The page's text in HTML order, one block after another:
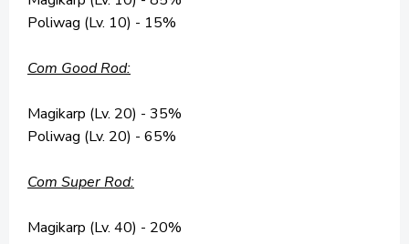
Poliwag (Lv. 10) - 15%
Com Good Rod:
Magikarp (Lv. 20) - 35%
Poliwag (Lv. 20) - 65%
Com Super Rod:
Magikarp (Lv. 40) - 20%